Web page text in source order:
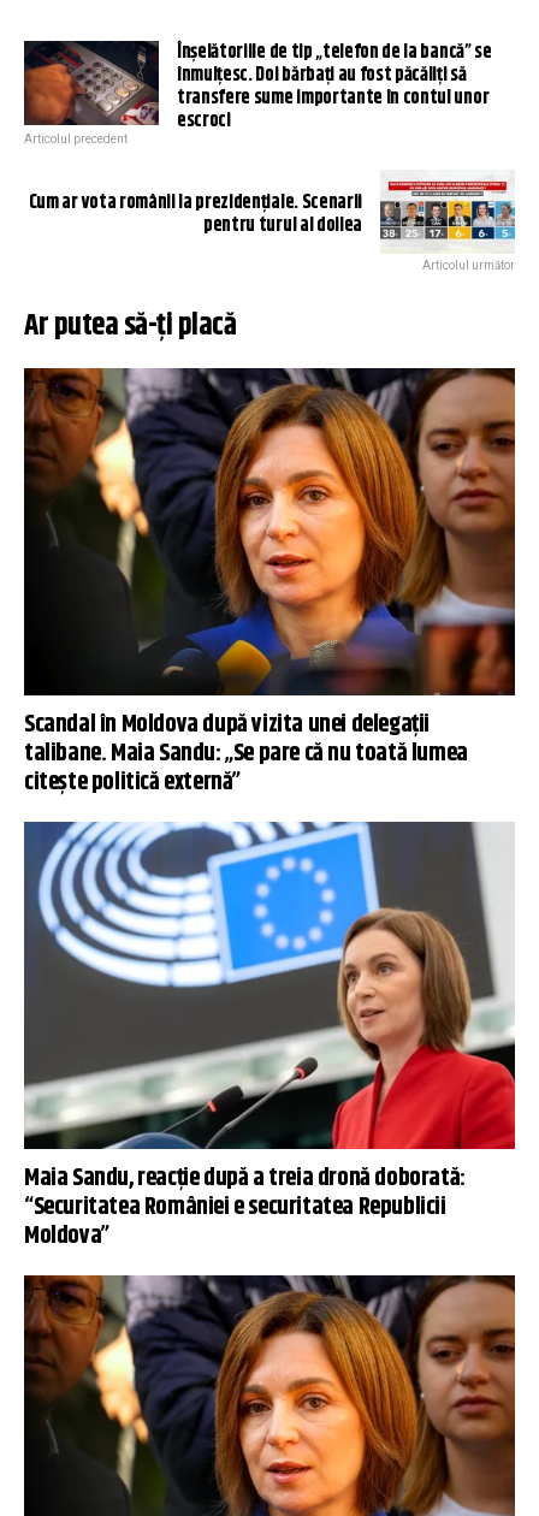
Înșelătoriile de tip „telefon de la bancă” se
înmulțesc. Doi bărbați au fost păcăliți să
transfere sume importante în contul unor
escroci
Articolul precedent
Cum ar vota românii la prezidențiale. Scenarii
pentru turul al doilea
Articolul următor
Ar putea să-ți placă
Scandal în Moldova după vizita unei delegații
talibane. Maia Sandu: „Se pare că nu toată lumea
citește politică externă”
Maia Sandu, reacție după a treia dronă doborată:
“Securitatea României e securitatea Republicii
Moldova”